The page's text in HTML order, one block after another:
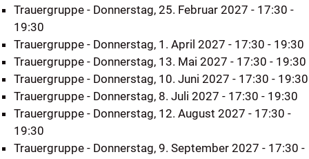
Trauergruppe - Donnerstag, 25. Februar 2027 - 17:30 -
19:30
Trauergruppe - Donnerstag, 1. April 2027 - 17:30 - 19:30
Trauergruppe - Donnerstag, 13. Mai 2027 - 17:30 - 19:30
Trauergruppe - Donnerstag, 10. Juni 2027 - 17:30 - 19:30
Trauergruppe - Donnerstag, 8. Juli 2027 - 17:30 - 19:30
Trauergruppe - Donnerstag, 12. August 2027 - 17:30 -
19:30
Trauergruppe - Donnerstag, 9. September 2027 - 17:30 -